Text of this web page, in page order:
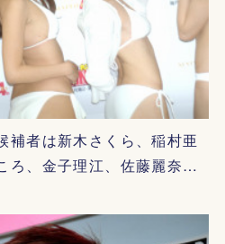
補者は新木さくら、稲村亜
ろ、金子理江、佐藤麗奈…